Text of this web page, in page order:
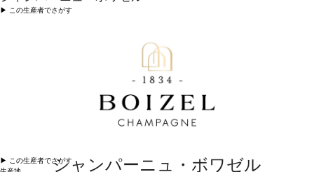
▶︎ この生産者でさがす
シャンパーニュ・ボワゼル
▶︎ この生産者でさがす